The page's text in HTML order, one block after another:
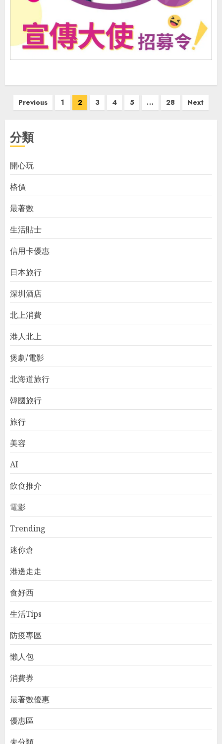
Posts
Previous 1 2 3 4 5 … 28 Next
分類
開心玩
格價
最著數
生活貼士
信用卡優惠
日本旅行
深圳酒店
北上消費
港人北上
煲劇/電影
北海道旅行
韓國旅行
旅行
美容
AI
飲食推介
電影
Trending
迷你倉
港邊走走
食好西
生活Tips
防疫專區
懶人包
消費券
最著數優惠
優惠區